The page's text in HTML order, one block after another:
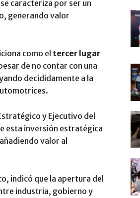
caracteriza por ser un
generando valor
como el tercer lugar
de no contar con una
decididamente a la
y Ejecutivo del
esta inversión estratégica
valor al
indicó que la apertura del
industria, gobierno y